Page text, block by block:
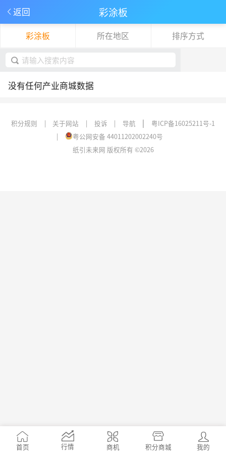
返回 彩涂板
彩涂板 所在地区 排序方式
下拉刷新
没有任何产业商城数据
积分规则 | 关于网站 | 投诉 | 导航 |
粤ICP备16025211号-1
|
粤公网安备 44011202002240号
纸引未来网 版权所有 ©2026
首页 行情 商机 积分商城 我的